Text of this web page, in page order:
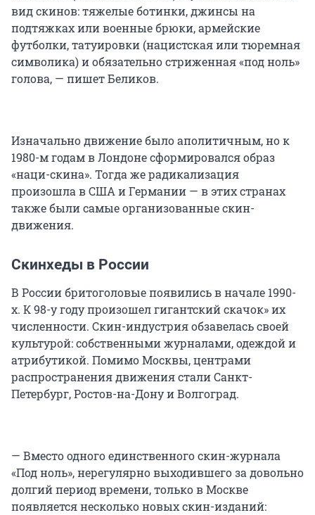
вид скинов: тяжелые ботинки, джинсы на
подтяжках или военные брюки, армейские
футболки, татуировки (нацистская или тюремная
символика) и обязательно стриженная «под ноль»
голова, — пишет Беликов.
Изначально движение было аполитичным, но к
1980-м годам в Лондоне сформировался образ
«наци-скина». Тогда же радикализация
произошла в США и Германии — в этих странах
также были самые организованные скин-
движения.
Скинхеды в России
В России бритоголовые появились в начале 1990-
х. К 98-у году произошел гигантский скачок» их
численности. Скин-индустрия обзавелась своей
культурой: собственными журналами, одеждой и
атрибутикой. Помимо Москвы, центрами
распространения движения стали Санкт-
Петербург, Ростов-на-Дону и Волгоград.
— Вместо одного единственного скин-журнала
«Под ноль», нерегулярно выходившего за довольно
долгий период времени, только в Москве
появляется несколько новых скин-изданий: